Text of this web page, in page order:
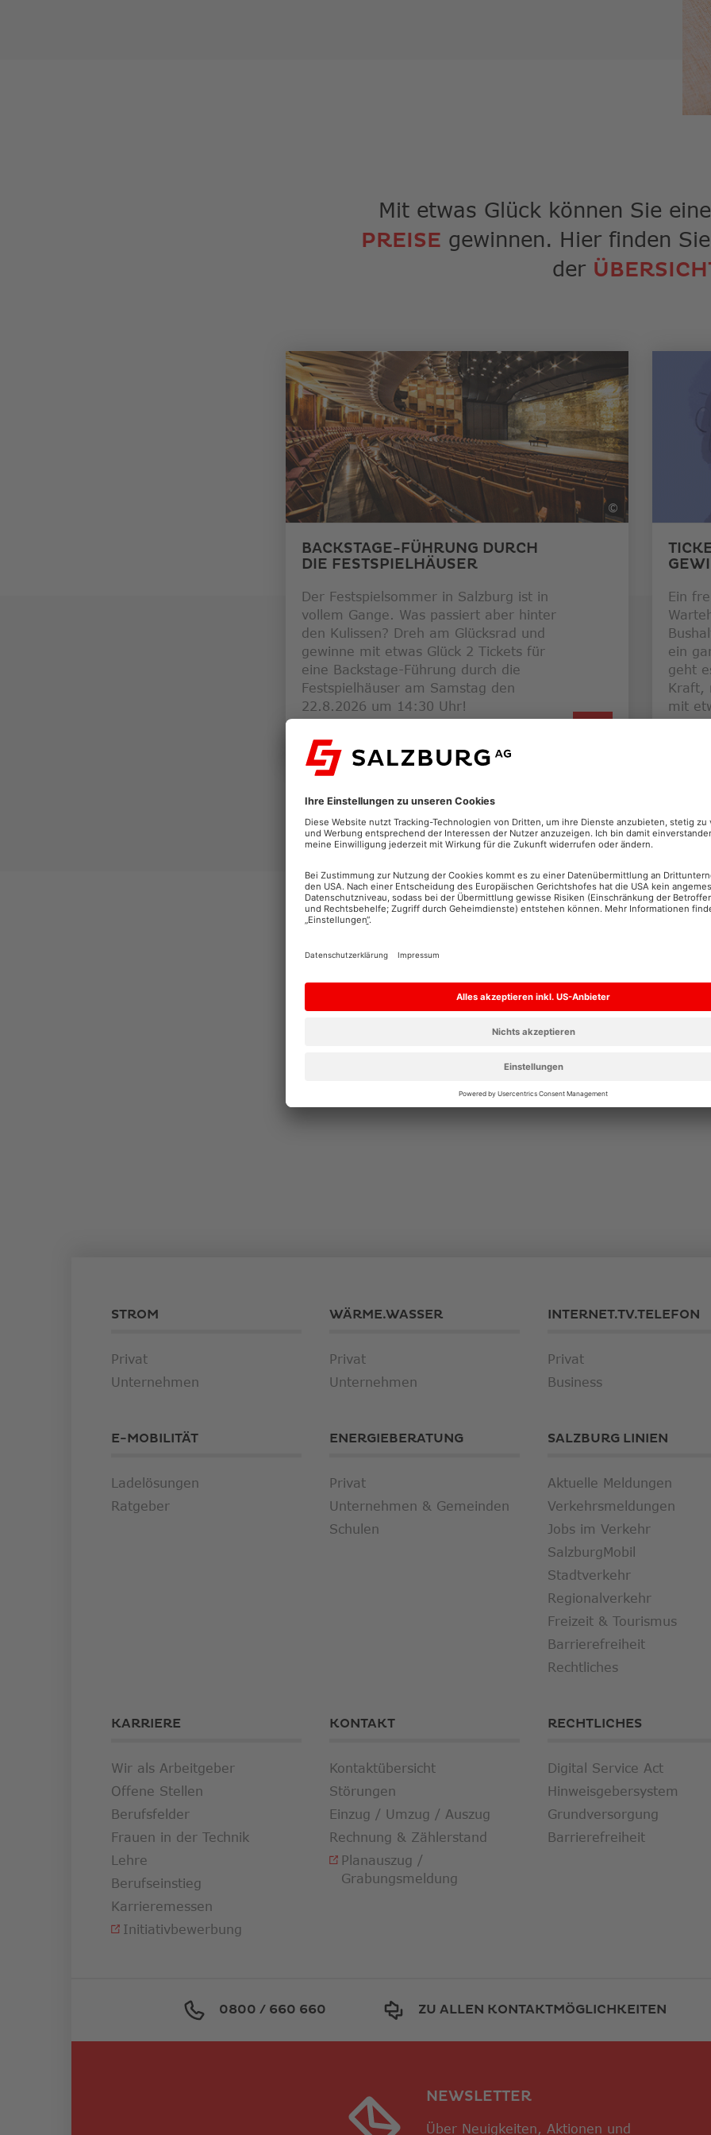
Mit etwas Glück können Sie
PREISE gewinnen. Hier finden
der
© Salzburger
Link
öffnet
in
neuem
Fenster
BACKSTAGE-FÜHRUNG DURCH
DIE FESTSPIELHÄUSER
Der Festspielsommer in Salzburg ist in
vollem Gange. Was passiert aber hinter
den Kulissen? Dreh am Glücksrad und
gewinne mit etwas Glück 2 Tickets für
eine Backstage-Führung durch die
Festspielhäuser am Samstag den
22.8.2026 um 14:30 Uhr!
LINK ÖFFNET IN
Fenster
Ein
ein
geht
Kraft,
mit
Uhr
Für alle Gewinnspiele gelten unsere
STROM
Privat
Unternehmen
WÄRME.WASSER
Privat
Unternehmen
INTERNET.TV.TELEFON
Privat
Business
E-MOBILITÄT
Ladelösungen
Ratgeber
ENERGIEBERATUNG
Privat
Unternehmen & Gemeinden
Schulen
SALZBURG LINIEN
Aktuelle Meldungen
Verkehrsmeldungen
Jobs im Verkehr
SalzburgMobil
Stadtverkehr
Regionalverkehr
Freizeit & Tourismus
Barrierefreiheit
Rechtliches
KARRIERE
Wir als Arbeitgeber
Offene Stellen
Berufsfelder
Frauen in der Technik
Lehre
Berufseinstieg
Karrieremessen
Initiativbewerbung
KONTAKT
Kontaktübersicht
Störungen
Einzug / Umzug / Auszug
Rechnung & Zählerstand
Planauszug /
Grabungsmeldung
RECHTLICHES
Digital Service Act
Hinweisgebersystem
Grundversorgung
Barrierefreiheit
0800 / 660 660 ZU ALLEN KONTAKTMÖGLICHKEITEN
NEWSLETTER
Über Neuigkeiten, Aktionen und